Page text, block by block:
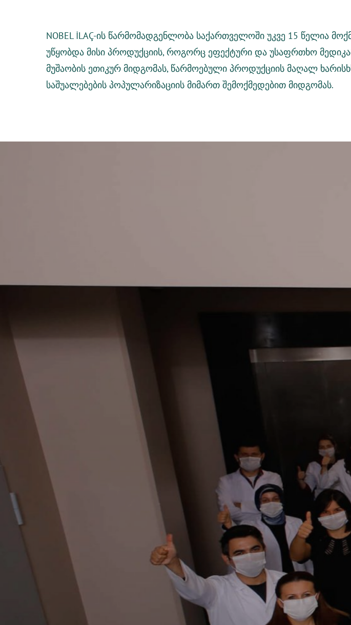
NOBEL İLAÇ-ის წარმომადგენლობა საქართველოში უკვე 15 წელია
უწყობდამისი პროდუქციის, როგორც ეფექტური და უსაფრთხო
მუშაობის ეთიკურ მიდგომას, წარმოებული პროდუქციის მაღალ
საშუალებებისპოპულარიზაციისმიმართშემოქმედებით მიდგომას.